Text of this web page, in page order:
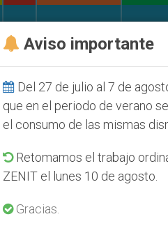
Aviso importante
Del 27 de julio al 7 de
que en el periodo de verano
el consumo de las mismas
Retomamos el trabajo
ZENIT el lunes 10 de agosto.
Gracias.